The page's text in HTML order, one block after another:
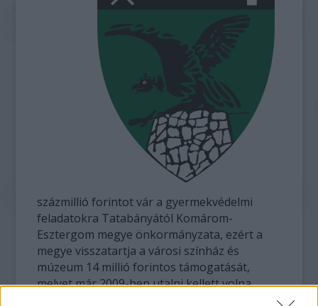
százmillió forintot vár a gyermekvédelmi
feladatokra Tatabányától Komárom-
Esztergom megye önkormányzata, ezért a
megye visszatartja a városi színház és
múzeum 14 millió forintos támogatását,
melyet már 2009-ben utalni kellett volna.